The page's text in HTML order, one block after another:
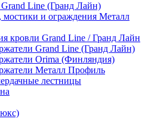
Line (Гранд Лайн)
и ограждения Металл
кровли Grand Line / Гранд Лайн
Grand Line (Гранд Лайн)
Orima (Финляндия)
Металл Профиль
лестницы